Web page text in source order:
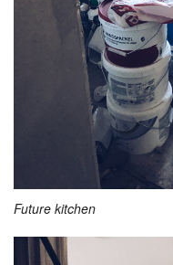
Future kitchen